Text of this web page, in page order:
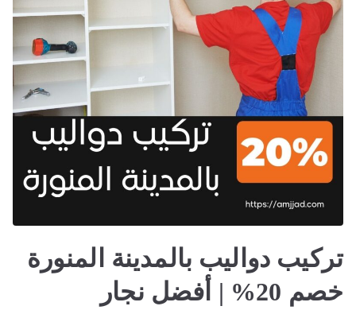
تركيب دواليب بالمدينة المنورة
خصم 20% | أفضل نجار